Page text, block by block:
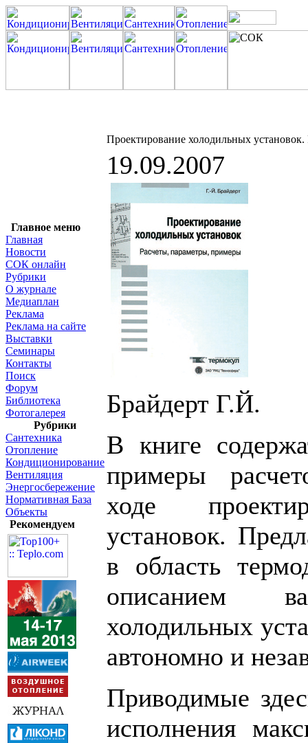
Главное меню
Главная
Новости
СОК онлайн
Рубрики
О журнале
Медиаплан
Реклама
Реклама на сайте
Выставки
Семинары
Контакты
Поиск
Форум
Библиотека
Фотогалерея
Рубрики
Сантехника
Отопление
Кондиционирование
Вентиляция
Энергосбережение
Нормативная База
Объекты
Рекомендуем
Проектирование холодильных
19.09.2007
Брайдерт Г.Й.
В книге
примеры
ходе
установок.
в область
описанием
холодильных
автономно и
Приводимые
исполнения